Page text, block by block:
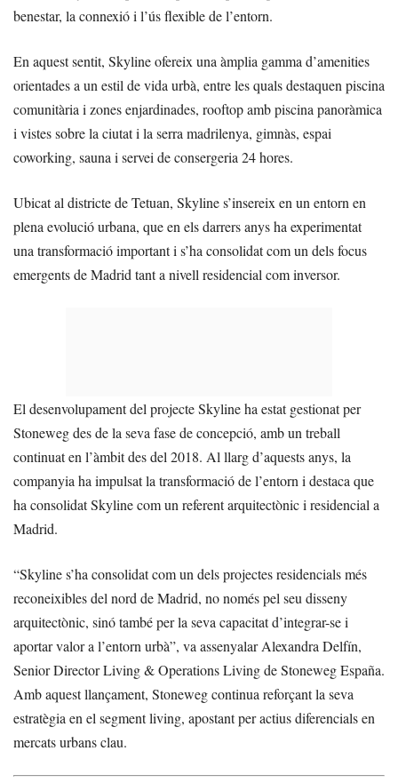
benestar, la connexió i l’ús flexible de l’entorn.
En aquest sentit, Skyline ofereix una àmplia gamma d’amenities
orientades a un estil de vida urbà, entre les quals destaquen piscina
comunitària i zones enjardinades, rooftop amb piscina panoràmica
i vistes sobre la ciutat i la serra madrilenya, gimnàs, espai
coworking, sauna i servei de consergeria 24 hores.
Ubicat al districte de Tetuan, Skyline s’insereix en un entorn en
plena evolució urbana, que en els darrers anys ha experimentat
una transformació important i s’ha consolidat com un dels focus
emergents de Madrid tant a nivell residencial com inversor.
El desenvolupament del projecte Skyline ha estat gestionat per
Stoneweg des de la seva fase de concepció, amb un treball
continuat en l’àmbit des del 2018. Al llarg d’aquests anys, la
companyia ha impulsat la transformació de l’entorn i destaca que
ha consolidat Skyline com un referent arquitectònic i residencial a
Madrid.
“Skyline s’ha consolidat com un dels projectes residencials més
reconeixibles del nord de Madrid, no només pel seu disseny
arquitectònic, sinó també per la seva capacitat d’integrar-se i
aportar valor a l’entorn urbà”, va assenyalar Alexandra Delfín,
Senior Director Living & Operations Living de Stoneweg España.
Amb aquest llançament, Stoneweg continua reforçant la seva
estratègia en el segment living, apostant per actius diferencials en
mercats urbans clau.